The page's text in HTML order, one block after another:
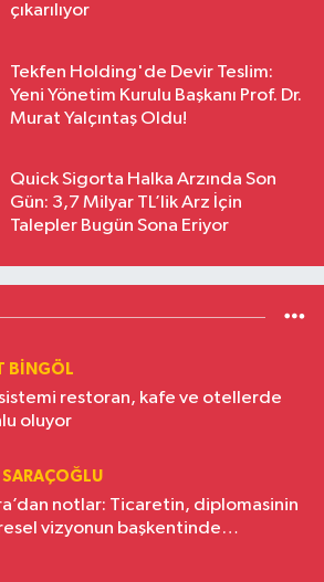
çıkarılıyor
Tekfen Holding'de Devir Teslim:
Yeni Yönetim Kurulu Başkanı Prof. Dr.
Murat Yalçıntaş Oldu!
Quick Sigorta Halka Arzında Son
Gün: 3,7 Milyar TL’lik Arz İçin
Talepler Bugün Sona Eriyor
BINGÖL
restoran, kafe ve otellerde
oluyor
notlar: Ticaretin, diplomasinin
vizyonun başkentinde